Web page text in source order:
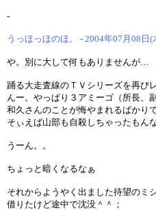
-
うっほっほのほ。 - 2004年07月08日(
や。別に大して何もありませんが…
踊る大走査線のＴＶシリーズを再び
んー。やっぱり３アミーゴ（所長
和久さんのことが悔やまれるばかりで
そぃえば山部も自殺しちゃったもん
うーん。。
ちょっと暗くなるなぁ
それからようやく出ました待望のミ
借りたけど途中で沈没＾＾；